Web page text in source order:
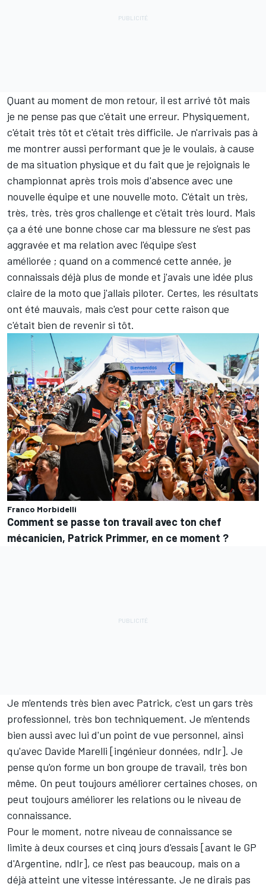
Quant au moment de mon retour, il est arrivé tôt mais
je ne pense pas que c'était une erreur. Physiquement,
c'était très tôt et c'était très difficile. Je n'arrivais pas à
me montrer aussi performant que je le voulais, à cause
de ma situation physique et du fait que je rejoignais le
championnat après trois mois d'absence avec une
nouvelle équipe et une nouvelle moto. C'était un très,
très, très, très gros challenge et c'était très lourd. Mais
ça a été une bonne chose car ma blessure ne s'est pas
aggravée et ma relation avec l'équipe s'est
améliorée ; quand on a commencé cette année, je
connaissais déjà plus de monde et j'avais une idée plus
claire de la moto que j'allais piloter. Certes, les résultats
ont été mauvais, mais c'est pour cette raison que
c'était bien de revenir si tôt.
Franco Morbidelli
Comment se passe ton travail avec ton chef
mécanicien, Patrick Primmer, en ce moment ?
Je m'entends très bien avec Patrick, c'est un gars très
professionnel, très bon techniquement. Je m'entends
bien aussi avec lui d'un point de vue personnel, ainsi
qu'avec Davide Marelli [ingénieur données, ndlr]. Je
pense qu'on forme un bon groupe de travail, très bon
même. On peut toujours améliorer certaines choses, on
peut toujours améliorer les relations ou le niveau de
connaissance.
Pour le moment, notre niveau de connaissance se
limite à deux courses et cinq jours d'essais [avant le GP
d'Argentine, ndlr], ce n'est pas beaucoup, mais on a
déjà atteint une vitesse intéressante. Je ne dirais pas